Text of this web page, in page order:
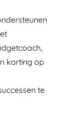
korting op
te